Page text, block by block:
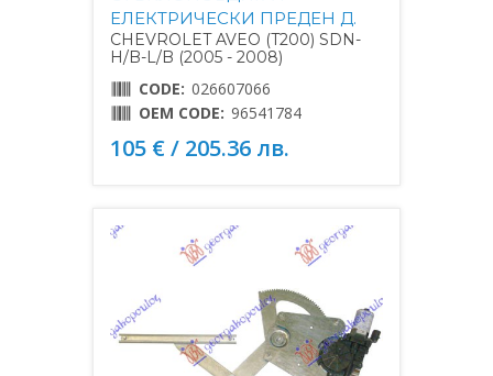
ЕЛЕКТРИЧЕСКИ ПРЕДЕН Д.
CHEVROLET AVEO (T200) SDN-
H/B-L/B (2005 - 2008)
CODE: 026607066
OEM CODE: 96541784
105 € / 205.36 лв.